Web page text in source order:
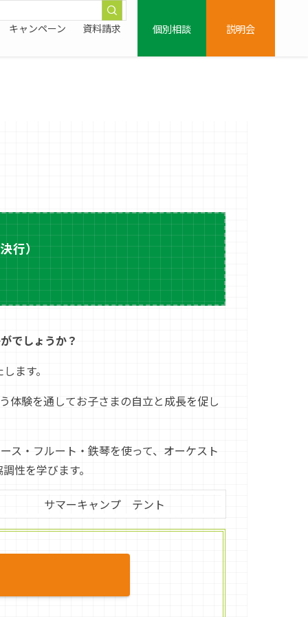
キャンペーン 資料請求 個別相談 説明会
行）
でしょうか？
ます。
体験を通してお子さまの自立と成長を促し
ス・フルート・鉄琴を使って、オーケスト
性を学びます。